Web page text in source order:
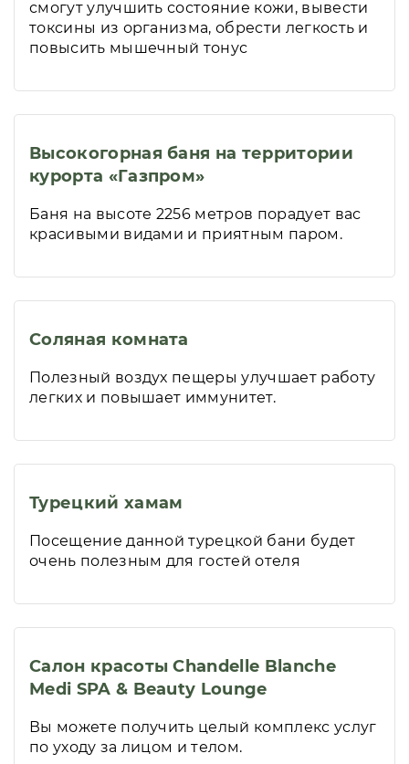
смогут улучшить состояние кожи, вывести
токсины из организма, обрести легкость и
повысить мышечный тонус
Высокогорная баня на территории
курорта «Газпром»
Баня на высоте 2256 метров порадует вас
красивыми видами и приятным паром.
Соляная комната
Полезный воздух пещеры улучшает работу
легких и повышает иммунитет.
Турецкий хамам
Посещение данной турецкой бани будет
очень полезным для гостей отеля
Салон красоты Chandelle Blanche
Medi SPA & Beauty Lounge
Вы можете получить целый комплекс услуг
по уходу за лицом и телом.